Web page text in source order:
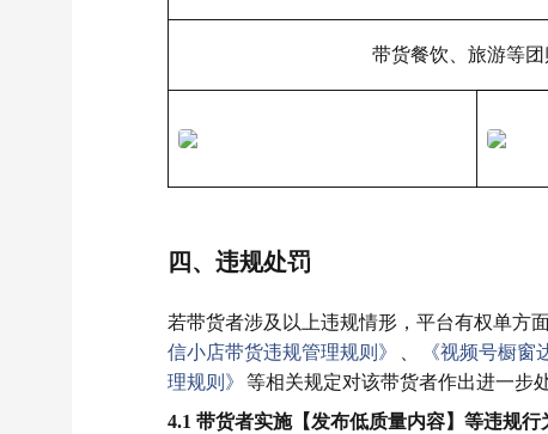
带货餐饮、旅游等团
四、违规处罚
若带货者涉及以上违规情形，平台有权单方
信小店带货违规管理规则》
《视频号橱窗
理规则》
等相关规定对该带货者作出进一步处
4.1 带货者实施【发布低质量内容】等违规